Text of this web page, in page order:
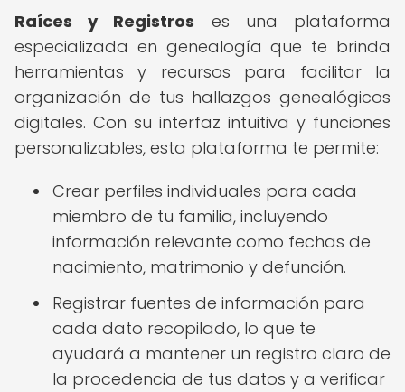
Raíces y Registros es una plataforma
especializada en genealogía que te brinda
herramientas y recursos para facilitar la
organización de tus hallazgos genealógicos
digitales. Con su interfaz intuitiva y funciones
personalizables, esta plataforma te permite:
Crear perfiles individuales para cada
miembro de tu familia, incluyendo
información relevante como fechas de
nacimiento, matrimonio y defunción.
Registrar fuentes de información para
cada dato recopilado, lo que te
ayudará a mantener un registro claro de
la procedencia de tus datos y a verificar